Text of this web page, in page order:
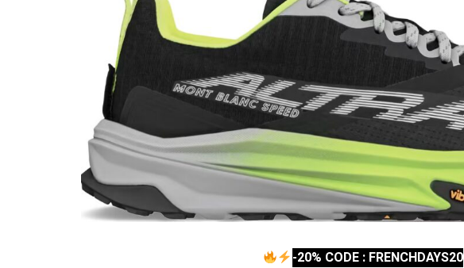
-20% CODE : FRENCHDAYS20